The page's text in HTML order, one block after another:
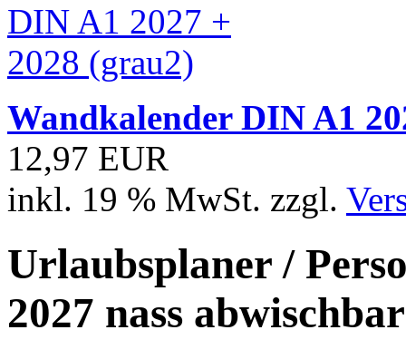
Wandkalender DIN A1
12,97 EUR
inkl. 19 % MwSt. zzgl.
Urlaubsplaner /
2027 nass abwischbar